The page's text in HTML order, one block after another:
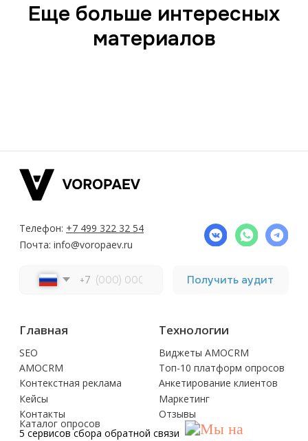
Еще больше интересных
материалов